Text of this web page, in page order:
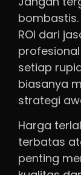
ROI dari
setiap
biasanya
strategi
Harga
terbatas
penting